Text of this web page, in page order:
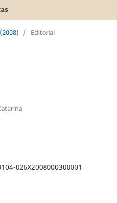
/ Editorial
026X2008000300001